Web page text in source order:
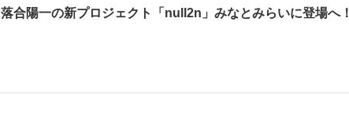
落合陽一の新プロジェクト「null2n」みなとみらいに登場へ！